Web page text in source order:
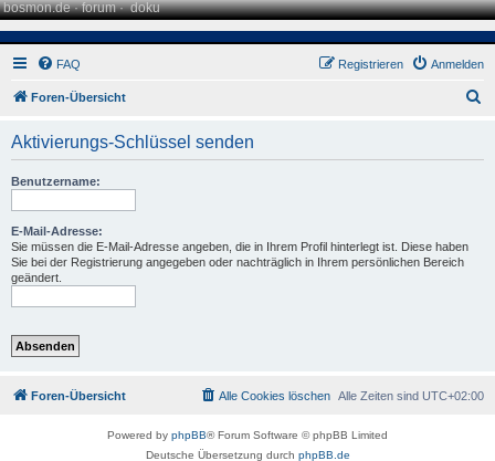
bosmon.de·forum·doku
FAQ Anmelden
Registrieren
Foren-Übersicht
Aktivierungs-Schlüssel senden
Benutzername:
E-Mail-Adresse:
Sie müssen die E-Mail-Adresse angeben, die in Ihrem Profil hinterlegt ist. Diese haben
Sie bei der Registrierung angegeben oder nachträglich in Ihrem persönlichen Bereich
geändert.
Foren-Übersicht Alle Zeiten sind UTC+02:00
Alle Cookies löschen
Powered by phpBB® Forum Software © phpBB Limited
Deutsche Übersetzung durch phpBB.de